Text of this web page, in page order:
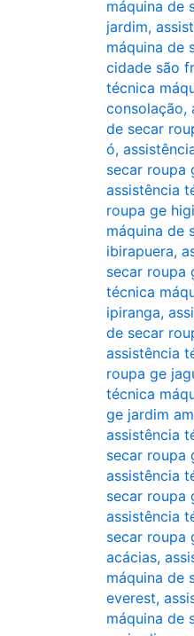
máquina de
jardim,
máquina de
cidade são
técnica
consolação,
de secar
ó,
secar roupa
assistência
roupa ge
máquina de
ibirapuera,
secar roupa
técnica
ipiranga,
de secar
assistência
roupa ge
técnica
ge jardim
assistência
secar roupa
assistência
secar roupa
assistência
secar roupa
acácias,
máquina de
everest,
máquina de